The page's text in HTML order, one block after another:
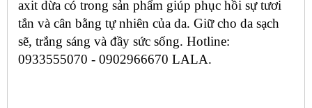
axit dừa có trong sản phẩm giúp phục hồi sự tươi
tắn và cân bằng tự nhiên của da. Giữ cho da sạch
sẽ, trắng sáng và đầy sức sống. Hotline:
0933555070 - 0902966670 LALA.